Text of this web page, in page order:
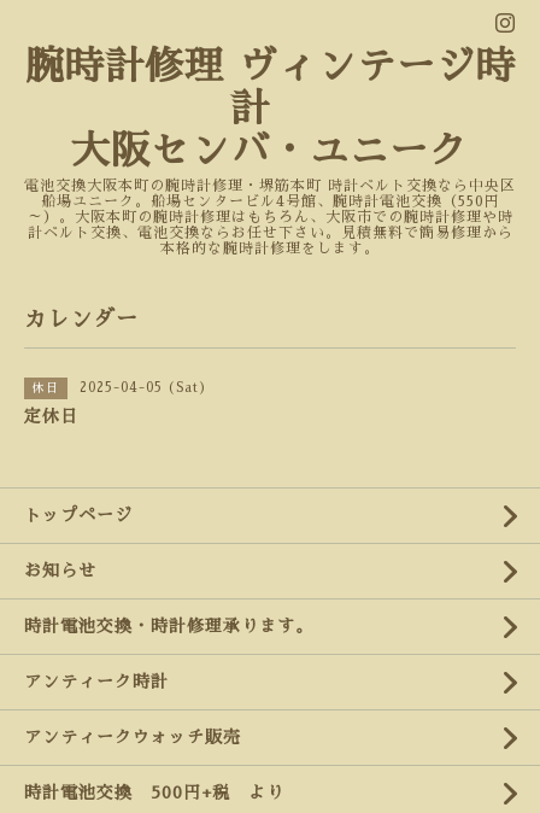
腕時計修理 ヴィンテージ時
計
大阪センバ・ユニーク
電池交換大阪本町の腕時計修理・堺筋本町 時計ベルト交換なら中央区
船場ユニーク。船場センタービル4号館、腕時計電池交換（550円
～）。大阪本町の腕時計修理はもちろん、大阪市での腕時計修理や時
計ベルト交換、電池交換ならお任せ下さい。見積無料で簡易修理から
本格的な腕時計修理をします。
カレンダー
休日 2025-04-05 (Sat)
定休日
トップページ
お知らせ
時計電池交換・時計修理承ります。
アンティーク時計
アンティークウォッチ販売
時計電池交換 500円+税 より